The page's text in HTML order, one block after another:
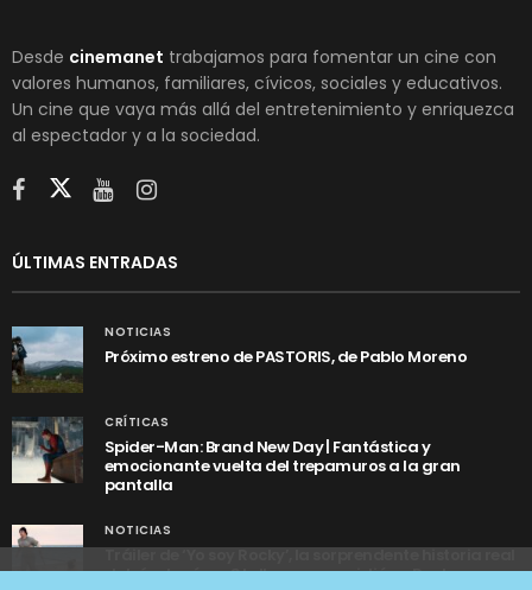
Desde cinemanet trabajamos para fomentar un cine con
valores humanos, familiares, cívicos, sociales y educativos.
Un cine que vaya más allá del entretenimiento y enriquezca
al espectador y a la sociedad.
ÚLTIMAS ENTRADAS
NOTICIAS
Próximo estreno de PASTORIS, de Pablo Moreno
CRÍTICAS
Spider-Man: Brand New Day | Fantástica y
emocionante vuelta del trepamuros a la gran
pantalla
NOTICIAS
detrás de cómo Stallone se convirtió en Rocky